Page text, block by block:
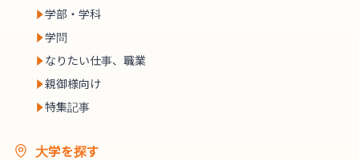
学部・学科
学問
なりたい仕事、職業
親御様向け
特集記事
大学を探す